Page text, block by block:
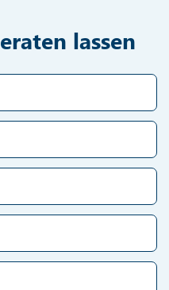
lassen